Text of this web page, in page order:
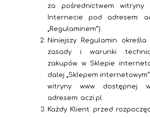
za pośrednictwem witryny
Internecie pod adresem:
„Regulaminem”).
Niniejszy Regulamin
zasady i warunki
zakupów w Sklepie
dalej „Sklepem
witryny www dostępnej
adresem: aczi.pl
Każdy Klient przed